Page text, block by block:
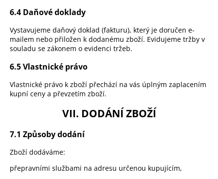
6.4 Daňové doklady
Vystavujeme daňový doklad (fakturu), který je doručen e-
mailem nebo přiložen k dodanému zboží. Evidujeme tržby v
souladu se zákonem o evidenci tržeb.
6.5 Vlastnické právo
Vlastnické právo k zboží přechází na vás úplným zaplacením
kupní ceny a převzetím zboží.
VII. DODÁNÍ ZBOŽÍ
7.1 Způsoby dodání
Zboží dodáváme:
přepravními službami na adresu určenou kupujícím,